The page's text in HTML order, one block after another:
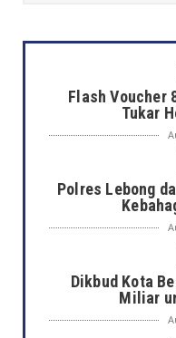
Flash Voucher
Tukar
Polres Lebong
Dikbud Kota
Miliar